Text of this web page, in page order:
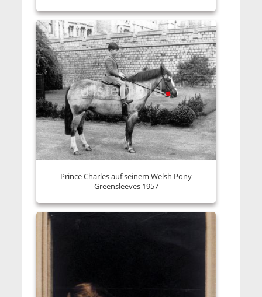
Prince Charles auf seinem Welsh Pony
Greensleeves 1957